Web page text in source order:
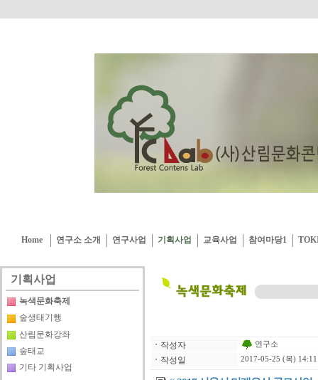
Home 연구소 소개 연구사업 기획사업 교육사업 참여마당1
기획사업
녹색문화축제
숲생태기행
산림문화강좌
숲태교
기타 기획사업
ㆍ 작성자 연구소
ㆍ 작성일 2017-05-25 (목) 14:11